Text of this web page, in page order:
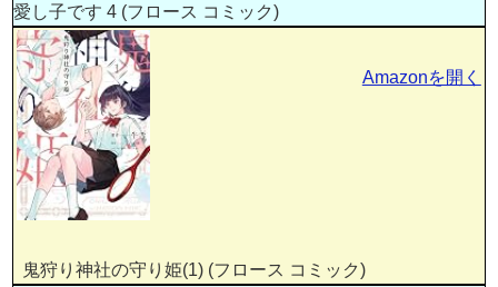
愛し子です 4 (フロース コミック)
鬼狩り神社の守り姫(1) (フロース コミック)
Amazonを開く